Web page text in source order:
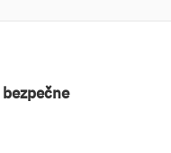
bezpečne